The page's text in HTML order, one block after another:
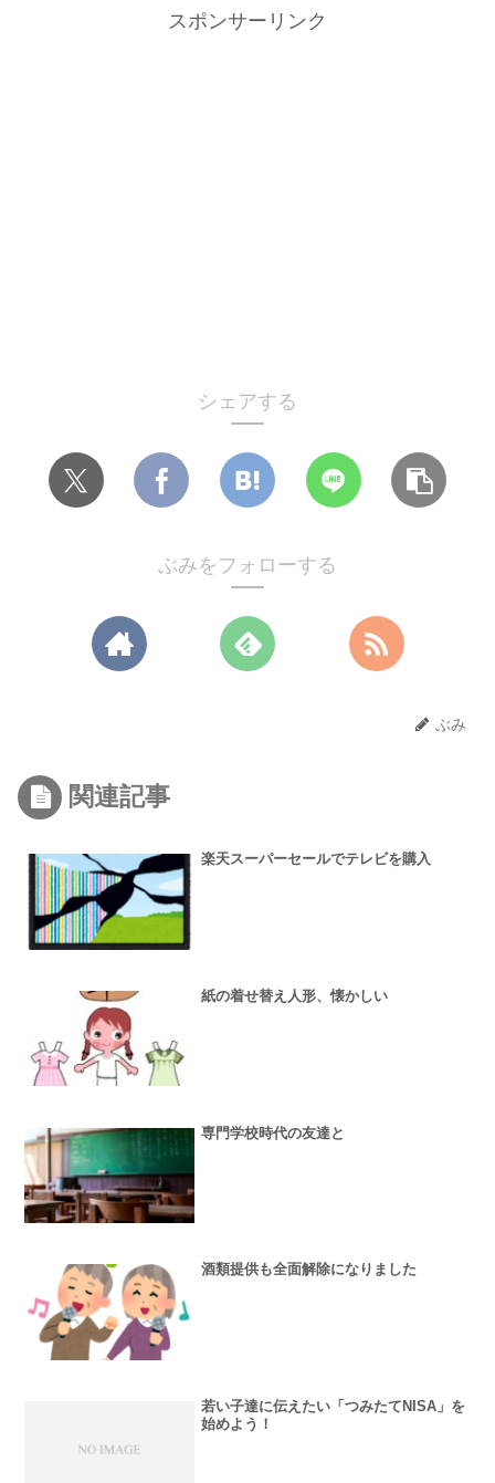
スポンサーリンク
シェアする
ぶみをフォローする
ぶみ
関連記事
楽天スーパーセールでテレビを購入
紙の着せ替え人形、懐かしい
専門学校時代の友達と
酒類提供も全面解除になりました
若い子達に伝えたい「つみたてNISA」を
始めよう！